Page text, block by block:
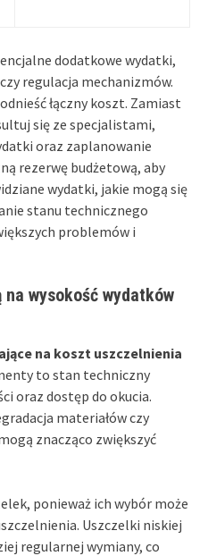
dodatkowe wydatki,
regulacja mechanizmów.
łączny koszt. Zamiast
się ze specjalistami,
oraz zaplanowanie
rezerwę budżetową, aby
wydatki, jakie mogą się
stanu technicznego
problemów i
wysokość wydatków
na koszt uszczelnienia
to stan techniczny
oraz dostęp do okucia.
materiałów czy
znacząco zwiększyć
ponieważ ich wybór może
Uszczelki niskiej
regularnej wymiany, co